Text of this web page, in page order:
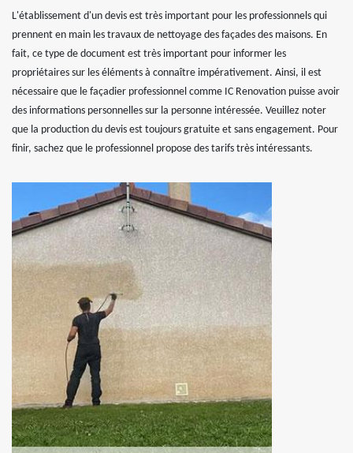
L'établissement d'un devis est très important pour les professionnels qui
prennent en main les travaux de nettoyage des façades des maisons. En
fait, ce type de document est très important pour informer les
propriétaires sur les éléments à connaître impérativement. Ainsi, il est
nécessaire que le façadier professionnel comme IC Renovation puisse avoir
des informations personnelles sur la personne intéressée. Veuillez noter
que la production du devis est toujours gratuite et sans engagement. Pour
finir, sachez que le professionnel propose des tarifs très intéressants.